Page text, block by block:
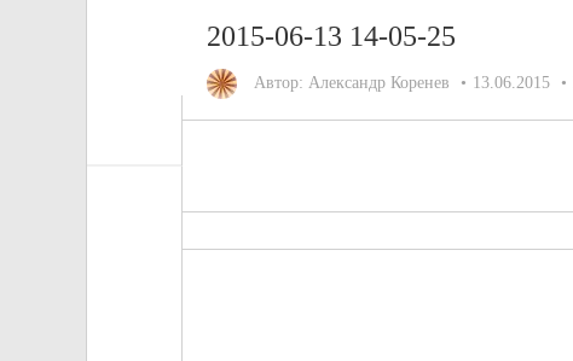
2015-06-13 14-05-25
Автор: Александр Коренев 13.06.2015